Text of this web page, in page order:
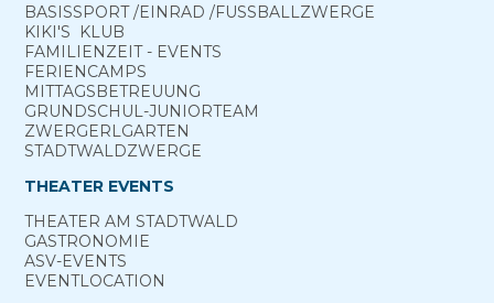
BASIS­SPORT ­/EINRAD /­FUSS­BALL­ZWERGE
KIKI'S ­ KLUB
FAMILIENZEIT - EVENTS
FERIEN­CAMPS
MITTAGS­BETREUUNG
GRUND­SCHUL-­JUNIOR­TEAM
ZWERGERL­GARTEN
STADT­WALD­ZWERGE
THEATER EVENTS
THEATER AM­ STADTWALD
GASTRONOMIE
ASV-­EVENTS
EVENTLOCATION